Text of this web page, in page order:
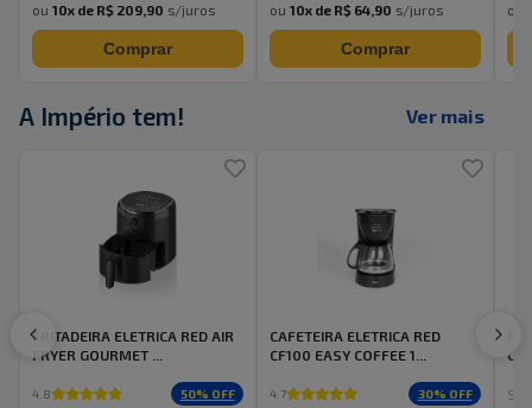
ou 10x de R$ 209,90 s/juros
Comprar
ou 10x de R$ 64,90 s/juros
Comprar
ou
A Império tem! Ver mais
FRITADEIRA ELETRICA RED AIR
FRYER GOURMET ...
4.8 50% OFF
CAFETEIRA ELETRICA RED
CF100 EASY COFFEE 1...
4.7 30% OFF